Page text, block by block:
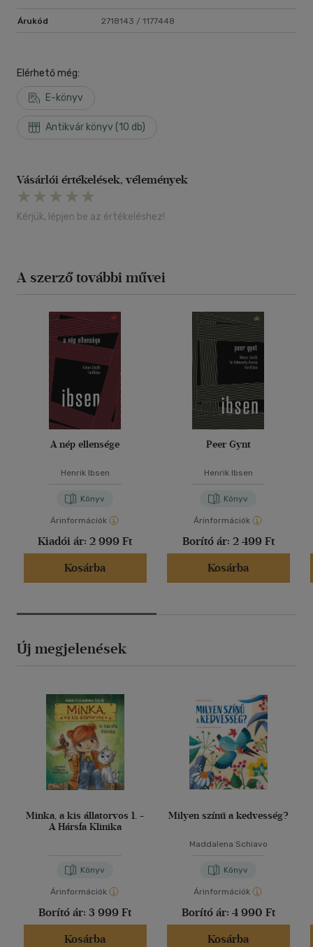
Árukód 2718143 / 1177448
Elérhető még:
E-könyv
Antikvár könyv (10 db)
Vásárlói értékelések, vélemények
Kérjük, lépjen be az értékeléshez!
A szerző további művei
A nép ellensége
Henrik Ibsen
Könyv
Árinformációk
Kiadói ár: 2 999 Ft
Kosárba
Peer Gynt
Henrik Ibsen
Könyv
Árinformációk
Borító ár: 2 499 Ft
Kosárba
Új megjelenések
Minka, a kis állatorvos 1. -
A Hársfa Klinika
Könyv
Árinformációk
Borító ár: 3 999 Ft
Kosárba
Milyen színű a kedvesség?
Maddalena Schiavo
Könyv
Árinformációk
Borító ár: 4 990 Ft
Kosárba